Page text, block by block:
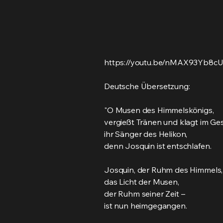
https://youtu.be/nMAX93Yb8cU
Deutsche Übersetzung:
"O Musen des Himmelskönigs,
vergießt Tränen und klagt im
ihr Sänger des Helikon,
denn Josquin ist entschlafen.
Josquin, der Ruhm des Himmels,
das Licht der Musen,
der Ruhm seiner Zeit –
ist nun heimgegangen.